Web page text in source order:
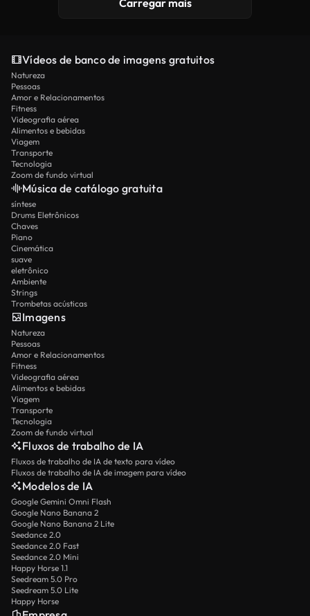
Carregar mais
Vídeos de banco de imagens gratuitos
Natureza
Pessoas
Amor e Relacionamentos
Fitness
Videografia aérea
Alimentos e bebidas
Viagem
Transporte
Tecnologia
Zoom de fundo virtual
Música de catálogo gratuita
síntese
Drums Eletrônicos
Chaves
Piano
Cinemática
suave
eletrônico
Ambiente
Strings
Trombetas acústicas
Imagens
Natureza
Pessoas
Amor e Relacionamentos
Fitness
Videografia aérea
Alimentos e bebidas
Viagem
Transporte
Tecnologia
Zoom de fundo virtual
Fluxos de trabalho de IA
Fluxos de trabalho de IA de texto para vídeo
Fluxos de trabalho de IA de imagem para vídeo
Modelos de IA
Google Gemini Omni Flash
Google Nano Banana 2
Google Nano Banana 2 Lite
Seedance 2.0
Seedance 2.0 Fast
Seedance 2.0 Mini
Happy Horse 1.1
Seedream 5.0 Pro
Seedream 5.0 Lite
Happy Horse